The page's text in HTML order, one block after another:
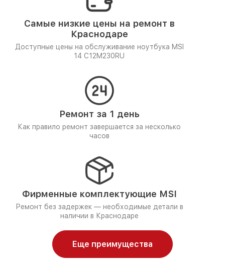
Самые низкие цены на ремонт в
Краснодаре
Доступные цены на обслуживание ноутбука MSI
14 C12M230RU
Ремонт за 1 день
Как правило ремонт завершается за несколько
часов
Фирменные комплектующие MSI
Ремонт без задержек — необходимые детали в
наличии в Краснодаре
Еще преимущества